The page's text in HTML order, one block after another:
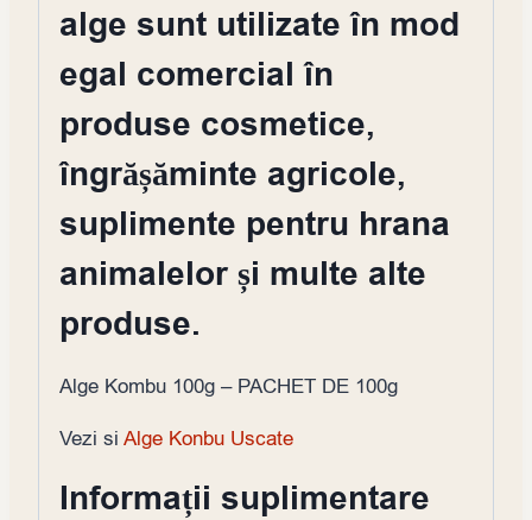
alge sunt utilizate în mod
egal comercial în
produse cosmetice,
îngrășăminte agricole,
suplimente pentru hrana
animalelor și multe alte
produse.
Alge Kombu 100g – PACHET DE 100g
Vezi si Alge Konbu Uscate
Informații suplimentare